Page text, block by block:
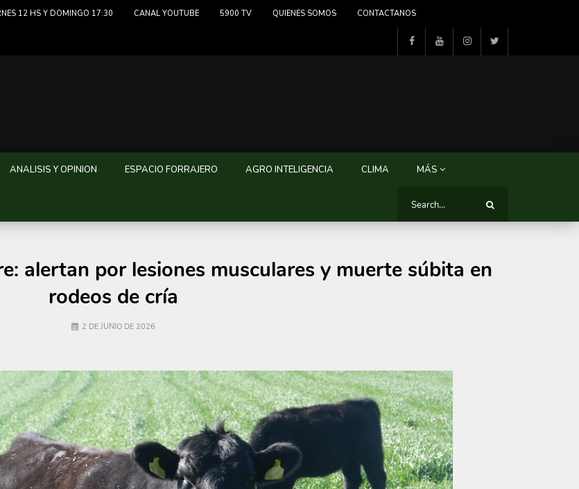
12 HS Y DOMINGO 17:30 CANAL YOUTUBE 5900 TV QUIENES SOMOS CONTACTANOS
ANALISIS Y OPINION ESPACIO FORRAJERO AGRO INTELIGENCIA CLIMA MÁS
alertan por lesiones musculares y muerte súbita en
rodeos de cría
2 DE JUNIO DE 2026